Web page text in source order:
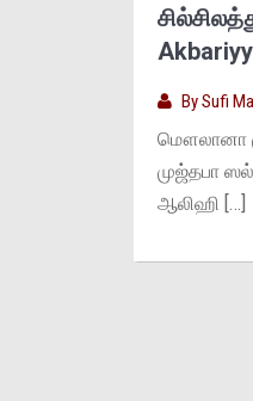
BySufi
மௌலானா
முஜ்தபா
ஆலிஹி […]